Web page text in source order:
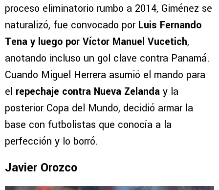
proceso eliminatorio rumbo a 2014, Giménez se
naturalizó, fue convocado por Luis Fernando
Tena y luego por Víctor Manuel Vucetich,
anotando incluso un gol clave contra Panamá.
Cuando Miguel Herrera asumió el mando para
el repechaje contra Nueva Zelanda y la
posterior Copa del Mundo, decidió armar la
base con futbolistas que conocía a la
perfección y lo borró.
Javier Orozco